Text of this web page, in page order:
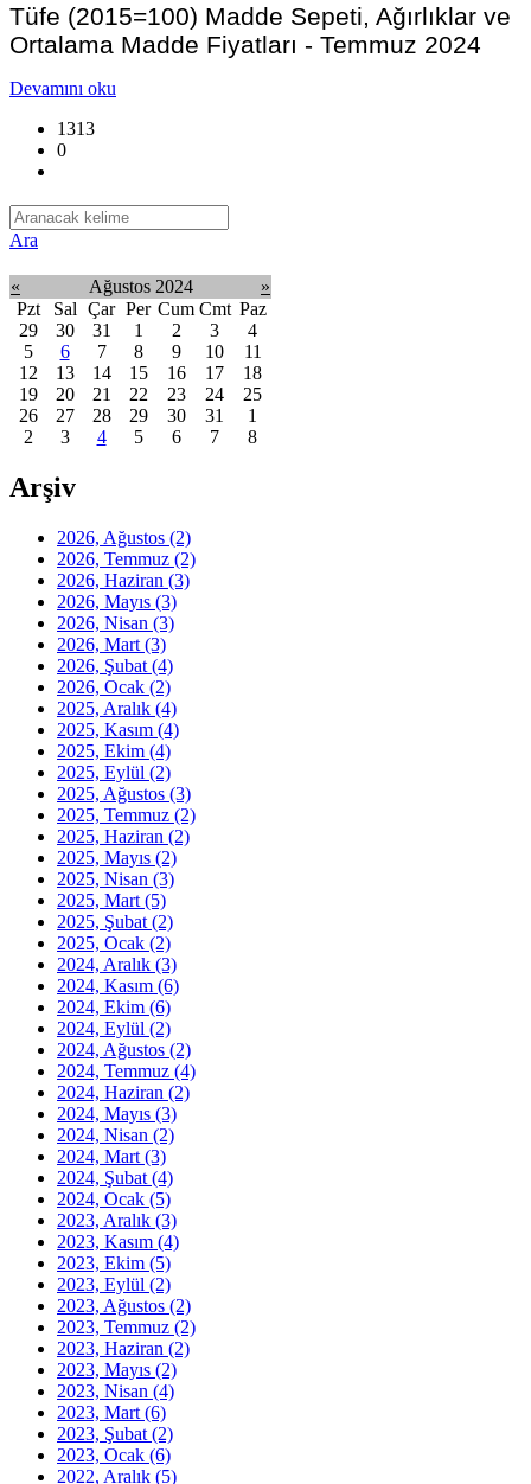
Tüfe (2015=100) Madde Sepeti, Ağırlıklar ve
Ortalama Madde Fiyatları - Temmuz 2024
Devamını oku
1313
0
Ara
« Ağustos 2024
»
Pzt
Sal Çar Per Cum Cmt Paz
29
30 31 1 2 3
4
5
6 7 8 9 10
11
12
13 14 15 16 17
18
19
20 21 22 23 24
25
26
27 28 29 30 31
1
2
3 4 5 6 7 8
Arşiv
2026, Ağustos (2)
2026, Temmuz (2)
2026, Haziran (3)
2026, Mayıs (3)
2026, Nisan (3)
2026, Mart (3)
2026, Şubat (4)
2026, Ocak (2)
2025, Aralık (4)
2025, Kasım (4)
2025, Ekim (4)
2025, Eylül (2)
2025, Ağustos (3)
2025, Temmuz (2)
2025, Haziran (2)
2025, Mayıs (2)
2025, Nisan (3)
2025, Mart (5)
2025, Şubat (2)
2025, Ocak (2)
2024, Aralık (3)
2024, Kasım (6)
2024, Ekim (6)
2024, Eylül (2)
2024, Ağustos (2)
2024, Temmuz (4)
2024, Haziran (2)
2024, Mayıs (3)
2024, Nisan (2)
2024, Mart (3)
2024, Şubat (4)
2024, Ocak (5)
2023, Aralık (3)
2023, Kasım (4)
2023, Ekim (5)
2023, Eylül (2)
2023, Ağustos (2)
2023, Temmuz (2)
2023, Haziran (2)
2023, Mayıs (2)
2023, Nisan (4)
2023, Mart (6)
2023, Şubat (2)
2023, Ocak (6)
2022, Aralık (5)